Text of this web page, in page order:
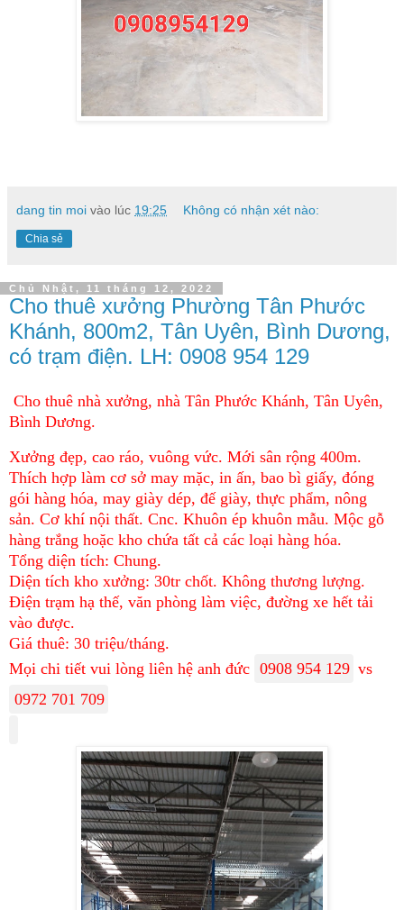
dang tin moi vào lúc 19:25 Không có nhận xét nào:
Chia sẻ
Chủ Nhật, 11 tháng 12, 2022
Cho thuê xưởng Phường Tân Phước
Khánh, 800m2, Tân Uyên, Bình Dương,
có trạm điện. LH: 0908 954 129
Cho thuê nhà xưởng, nhà Tân Phước Khánh, Tân Uyên,
Bình Dương.
Xưởng đẹp, cao ráo, vuông vức. Mới sân rộng 400m.
Thích hợp làm cơ sở may mặc, in ấn, bao bì giấy, đóng
gói hàng hóa, may giày dép, đế giày, thực phẩm, nông
sản. Cơ khí nội thất. Cnc. Khuôn ép khuôn mẫu. Mộc gỗ
hàng trắng hoặc kho chứa tất cả các loại hàng hóa.
Tổng diện tích: Chung.
Diện tích kho xưởng: 30tr chốt. Không thương lượng.
Điện trạm hạ thế, văn phòng làm việc, đường xe hết tải
vào được.
Giá thuê: 30 triệu/tháng.
Mọi chi tiết vui lòng liên hệ anh đức 0908 954 129 vs
0972 701 709